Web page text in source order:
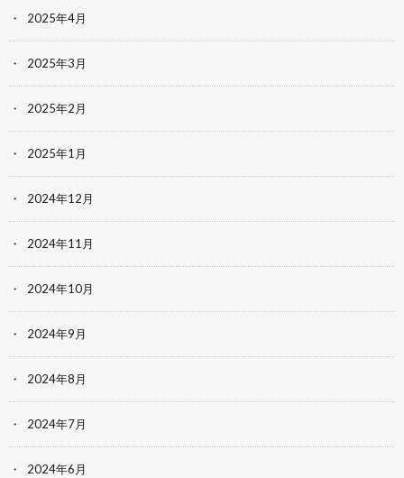
2025年4月
2025年3月
2025年2月
2025年1月
2024年12月
2024年11月
2024年10月
2024年9月
2024年8月
2024年7月
2024年6月